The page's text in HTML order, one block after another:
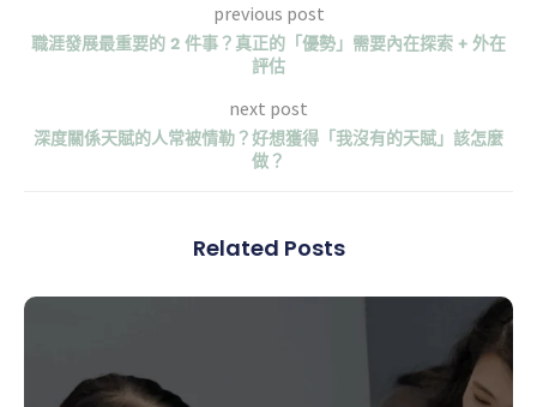
previous post
職涯發展最重要的 2 件事？真正的「優勢」需要內在探索 + 外在
評估
next post
深度關係天賦的人常被情勒？好想獲得「我沒有的天賦」該怎麼
做？
Related Posts